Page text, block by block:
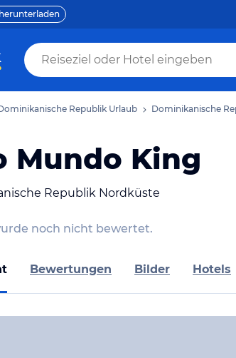
Republik Urlaub Dominikanische
Mundo King
Republik Nordküste
noch nicht bewertet.
Bewertungen Bilder Hotels